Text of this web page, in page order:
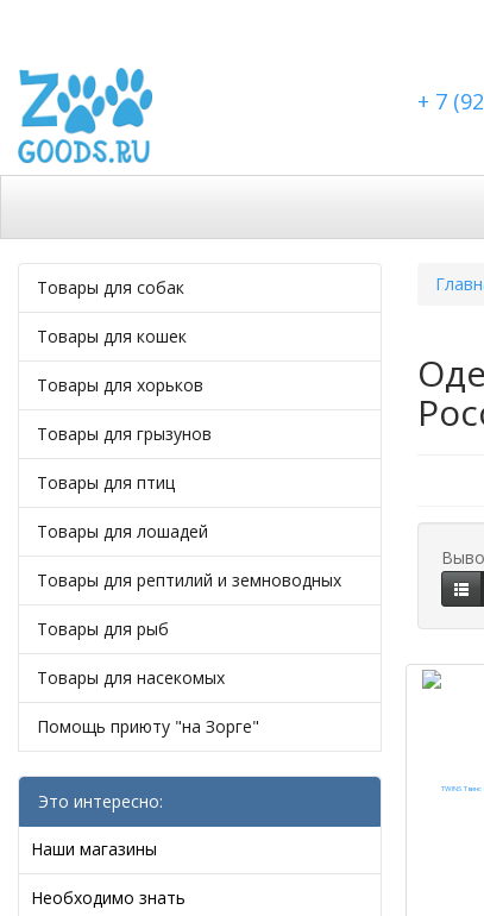
+ 7
Товары для собак
Товары для кошек
Товары для хорьков
Товары для грызунов
Товары для птиц
Товары для лошадей
Товары для рептилий и земноводных
Товары для рыб
Товары для насекомых
Помощь приюту "на Зорге"
Это интересно:
Наши магазины
Необходимо знать